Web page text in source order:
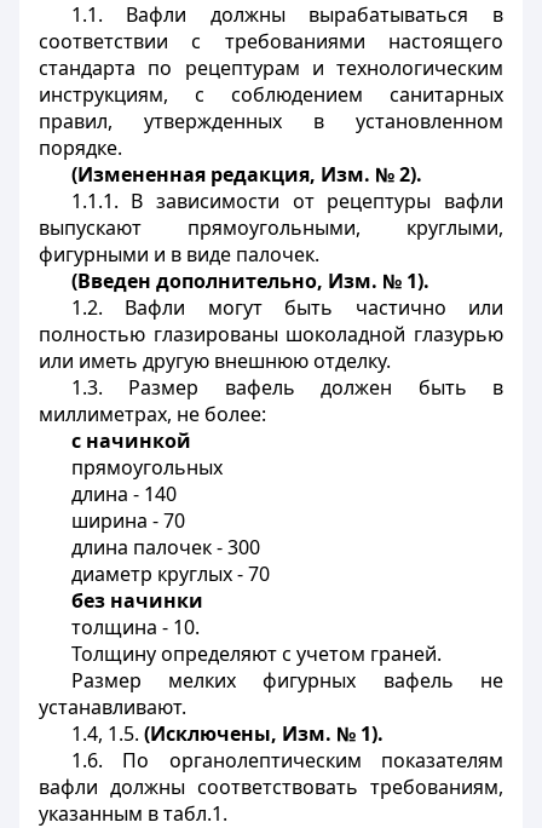
1.1. Вафли должны вырабатываться в
соответствии с требованиями настоящего
стандарта по рецептурам и технологическим
инструкциям, с соблюдением санитарных
правил, утвержденных в установленном
порядке.
(Измененная редакция, Изм. № 2).
1.1.1. В зависимости от рецептуры вафли
выпускают прямоугольными, круглыми,
фигурными и в виде палочек.
(Введен дополнительно, Изм. № 1).
1.2. Вафли могут быть частично или
полностью глазированы шоколадной глазурью
или иметь другую внешнюю отделку.
1.3. Размер вафель должен быть в
миллиметрах, не более:
с начинкой
прямоугольных
длина - 140
ширина - 70
длина палочек - 300
диаметр круглых - 70
без начинки
толщина - 10.
Толщину определяют с учетом граней.
Размер мелких фигурных вафель не
устанавливают.
1.4, 1.5. (Исключены, Изм. № 1).
1.6. По органолептическим показателям
вафли должны соответствовать требованиям,
указанным в табл.1.